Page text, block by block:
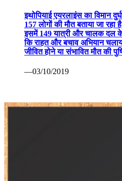
इथोपियाई एयरलाइंस का विमान
157 लोगों की मौत बताया जा रहा
इसमें 149 यात्री और चालक दल
कि राहत और बचाव अभियान
जीवित होने या संभावित मौत की
—03/10/2019